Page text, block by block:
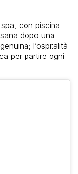
con piscina
dopo una
l’ospitalità
per partire ogni